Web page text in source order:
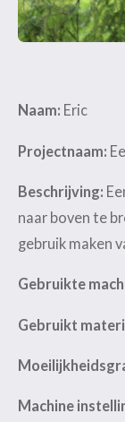
Naam: Eric
Projectnaam:
Beschrijving:
naar boven te
gebruik maken
Gebruikte
Gebruikt
Machine